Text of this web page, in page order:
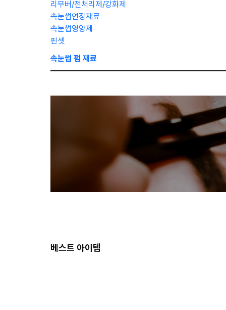
리무버/전처리제/강화제
속눈썹연장재료
속눈썹영양제
핀셋
속눈썹 펌 재료
베스트 아이템